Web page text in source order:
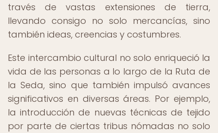
través de vastas extensiones de tierra,
llevando consigo no solo mercancías, sino
también ideas, creencias y costumbres.
Este intercambio cultural no solo enriqueció la
vida de las personas a lo largo de la Ruta de
la Seda, sino que también impulsó avances
significativos en diversas áreas. Por ejemplo,
la introducción de nuevas técnicas de tejido
por parte de ciertas tribus nómadas no solo